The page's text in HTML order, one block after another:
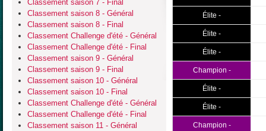
Classement saison 7 - Final
Classement saison 8 - Général
Classement saison 8 - Final
Classement Challenge d'été - Général
Classement Challenge d'été - Final
Classement saison 9 - Général
Classement saison 9 - Final
Classement saison 10 - Général
Classement saison 10 - Final
Classement Challenge d'été - Général
Classement Challenge d'été - Final
Classement saison 11 - Général
Élite -
Élite -
Élite -
Champion -
Élite -
Élite -
Champion -